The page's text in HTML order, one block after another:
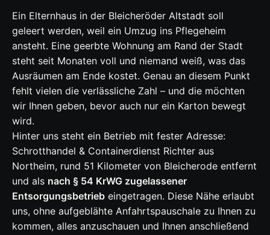
Ein Elternhaus in der Bleicheröder Altstadt soll
geleert werden, weil ein Umzug ins Pflegeheim
ansteht. Eine geerbte Wohnung am Rand der Stadt
steht seit Monaten voll und niemand weiß, was das
Ausräumen am Ende kostet. Genau an diesem Punkt
fehlt vielen die verlässliche Zahl – und die möchten
wir Ihnen geben, bevor auch nur ein Karton bewegt
wird.
Hinter uns steht ein Betrieb mit fester Adresse:
Schrotthandel & Containerdienst Richter aus
Northeim, rund 51 Kilometer von Bleicherode entfernt
und als nach § 54 KrWG zugelassener
Entsorgungsbetrieb eingetragen. Diese Nähe erlaubt
uns, ohne aufgeblähte Anfahrtspauschale zu Ihnen zu
kommen, alles anzuschauen und Ihnen anschließend